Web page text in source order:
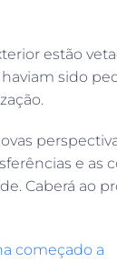
estão
sido
e as
Caberá ao
começado a